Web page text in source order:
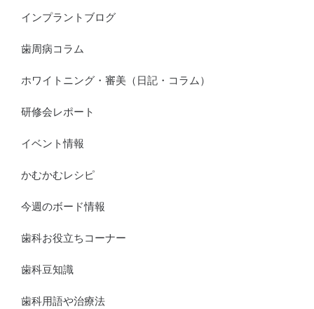
インプラントブログ
歯周病コラム
ホワイトニング・審美（日記・コラム）
研修会レポート
イベント情報
かむかむレシピ
今週のボード情報
歯科お役立ちコーナー
歯科豆知識
歯科用語や治療法